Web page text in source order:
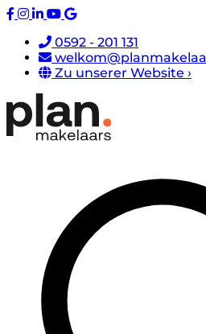
0592 - 201 131
Zu unserer Website ›